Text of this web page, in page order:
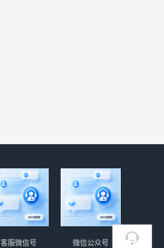
微信公众号
客服微信号